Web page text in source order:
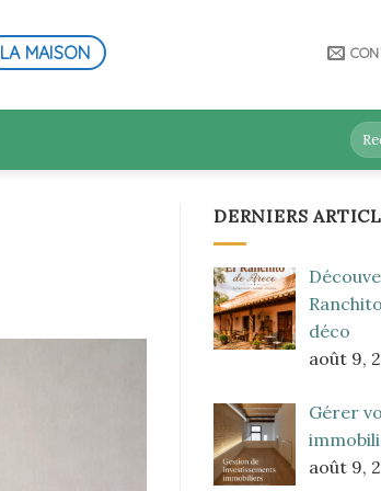
LA MAISON
DERNIERS
déco
août 9,
Gérer
août 9,